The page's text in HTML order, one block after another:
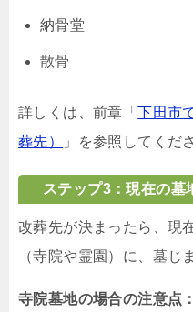
納骨堂
散骨
詳しくは、前章「下田市
葬先）
」を参照してくだ
ステップ3：現在の墓
改葬先が決まったら、現
（寺院や霊園）に、墓じ
寺院墓地の場合の注意点：